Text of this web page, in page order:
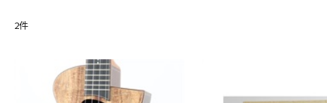
キーボード
2件